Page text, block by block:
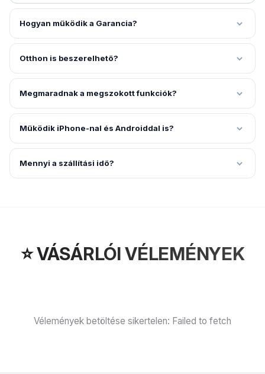
Hogyan működik a Garancia?
Otthon is beszerelhető?
Megmaradnak a megszokott funkciók?
Működik iPhone-nal és Androiddal is?
Mennyi a szállítási idő?
⭐ VÁSÁRLÓI VÉLEMÉNYEK
Vélemények betöltése sikertelen: Failed to fetch